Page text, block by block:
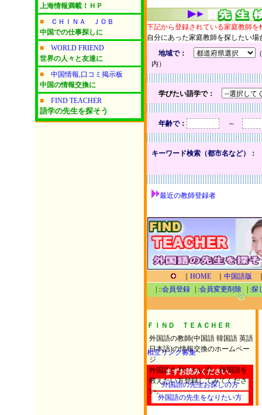
上海情報満載！ＨＰ
■
ＣＨＩＮＡ ＪＯＢ
中国での仕事探しに
■
WORLD FRIEND
世界の人々と友達に
■
中国情報,口コミ掲示板
中国の情報交換に
■
FIND TEACHER
語学の先生を探そう
下記から登録されている家庭教師を
自分にあった家庭教師を探したい
地域で：
内）
学びたい語学で：
年齢で： ～
キーワード検索（都市名など）：
最近の教師登録者